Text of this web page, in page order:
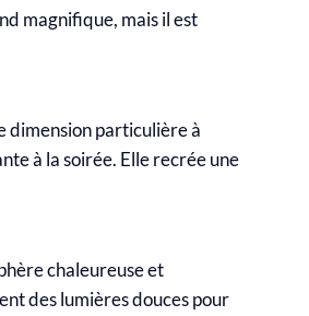
magnifique, mais il est
dimension particulière à
à la soirée. Elle recrée une
chaleureuse et
des lumières douces pour